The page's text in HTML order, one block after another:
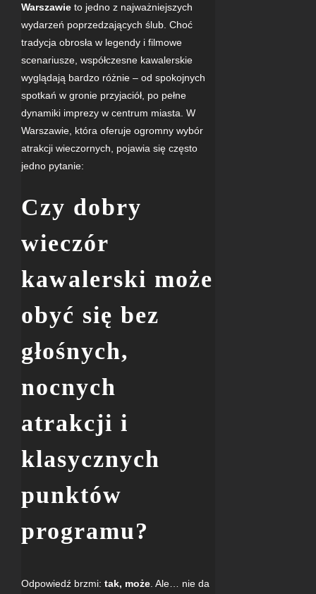
Warszawie to jedno z najważniejszych
wydarzeń poprzedzających ślub . Choć
tradycja obrosła w legendy i filmowe
scenariusze, współczesne kawalerskie
wyglądają bardzo różnie – od spokojnych
spotkań w gronie przyjaciół, po pełne
dynamiki imprezy w centrum miasta. W
Warszawie, która oferuje ogromny wybór
atrakcji wieczornych, pojawia się często
jedno pytanie:
Czy dobry
wieczór
kawalerski może
obyć się bez
głośnych,
nocnych
atrakcji i
klasycznych
punktów
programu?
Odpowiedź brzmi: tak, może . Ale… nie da